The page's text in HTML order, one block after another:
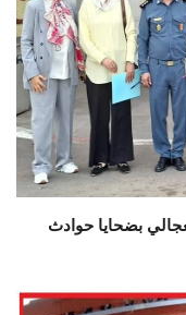
بضحايا حوادث